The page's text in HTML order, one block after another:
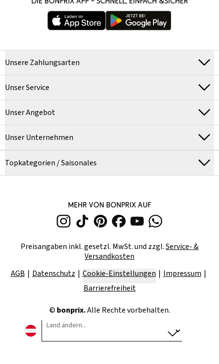
Unsere Zahlungsarten
Unser Service
Unser Angebot
Unser Unternehmen
Topkategorien / Saisonales
MEHR VON BONPRIX AUF
Preisangaben inkl. gesetzl. MwSt. und zzgl.Service- &
Versandkosten
AGB
Datenschutz Cookie-Einstellungen
Impressum
Barrierefreiheit
© bonprix.Alle Rechte vorbehalten.
Land ändern...